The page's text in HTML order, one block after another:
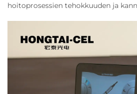
hoitoprosessien tehokkuuden ja